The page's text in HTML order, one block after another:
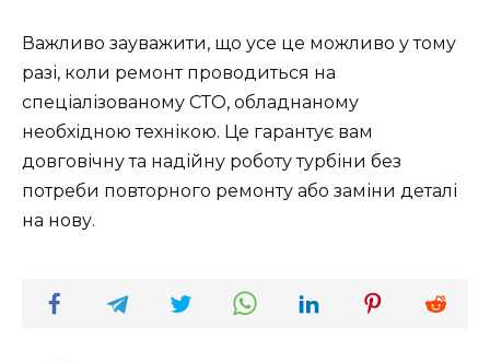
Важливо зауважити, що усе це можливо у тому
разі, коли ремонт проводиться на
спеціалізованому СТО, обладнаному
необхідною технікою. Це гарантує вам
довговічну та надійну роботу турбіни без
потреби повторного ремонту або заміни деталі
на нову.